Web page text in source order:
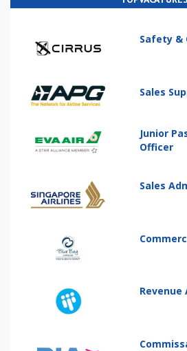
Safety &
Sales
Junior
Officer
Sales
Revenue